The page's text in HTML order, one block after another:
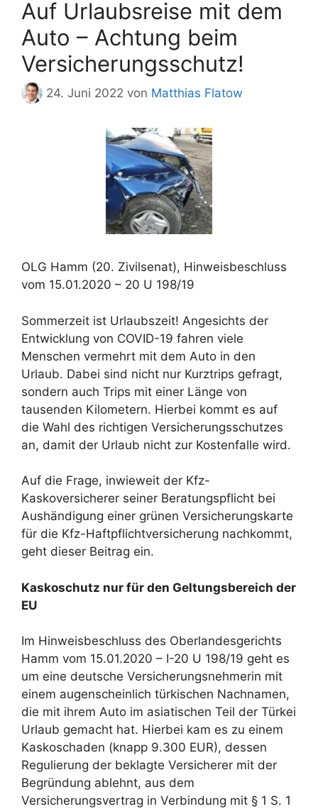
Auf Urlaubsreise mit dem
Auto – Achtung beim
Versicherungsschutz!
24. Juni 2022 von Matthias Flatow
OLG Hamm (20. Zivilsenat), Hinweisbeschluss
vom 15.01.2020 – 20 U 198/19
Sommerzeit ist Urlaubszeit! Angesichts der
Entwicklung von COVID-19 fahren viele
Menschen vermehrt mit dem Auto in den
Urlaub. Dabei sind nicht nur Kurztrips gefragt,
sondern auch Trips mit einer Länge von
tausenden Kilometern. Hierbei kommt es auf
die Wahl des richtigen Versicherungsschutzes
an, damit der Urlaub nicht zur Kostenfalle wird.
Auf die Frage, inwieweit der Kfz-
Kaskoversicherer seiner Beratungspflicht bei
Aushändigung einer grünen Versicherungskarte
für die Kfz-Haftpflichtversicherung nachkommt,
geht dieser Beitrag ein.
Kaskoschutz nur für den Geltungsbereich der
EU
Im Hinweisbeschluss des Oberlandesgerichts
Hamm vom 15.01.2020 – I-20 U 198/19 geht es
um eine deutsche Versicherungsnehmerin mit
einem augenscheinlich türkischen Nachnamen,
die mit ihrem Auto im asiatischen Teil der Türkei
Urlaub gemacht hat. Hierbei kam es zu einem
Kaskoschaden (knapp 9.300 EUR), dessen
Regulierung der beklagte Versicherer mit der
Begründung ablehnt, aus dem
Versicherungsvertrag in Verbindung mit § 1 S. 1